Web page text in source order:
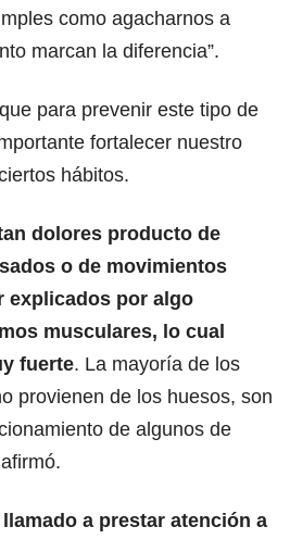
como agacharnos a
marcan la diferencia”.
para prevenir este tipo de
fortalecer nuestro
hábitos.
dolores producto de
o de movimientos
explicados por algo
musculares, lo cual
fuerte. La mayoría de los
provienen de los huesos, son
de algunos de
a prestar atención a